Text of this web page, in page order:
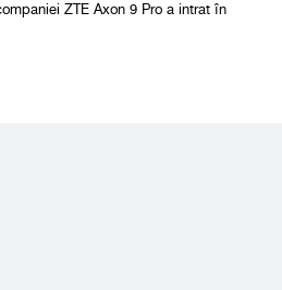
ZTE Axon 9 Pro a intrat în